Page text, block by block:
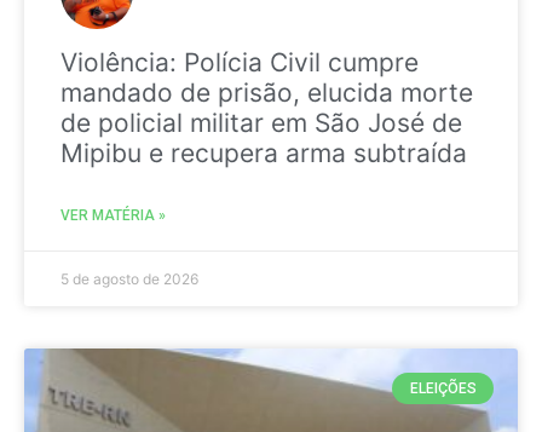
Violência: Polícia Civil cumpre
mandado de prisão, elucida morte
de policial militar em São José de
Mipibu e recupera arma subtraída
VER MATÉRIA »
5 de agosto de 2026
ELEIÇÕES